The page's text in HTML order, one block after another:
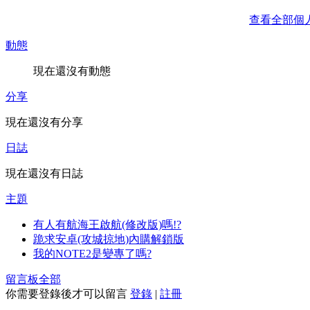
查看全部個
動態
現在還沒有動態
分享
現在還沒有分享
日誌
現在還沒有日誌
主題
有人有航海王啟航(修改版)嗎!?
跪求安卓(攻城掠地)內購解鎖版
我的NOTE2是變專了嗎?
留言板全部
你需要登錄後才可以留言 登錄 | 註冊